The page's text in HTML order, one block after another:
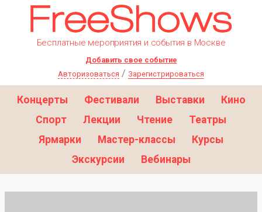
Бесплатные мероприятия и события в Москве
Добавить свое событие
Авторизоваться / Зарегистрироваться
Концерты Фестивали Выставки
Кино
Спорт
Лекции Чтение
Театры
Ярмарки
Мастер-классы
Курсы
Экскурсии
Вебинары